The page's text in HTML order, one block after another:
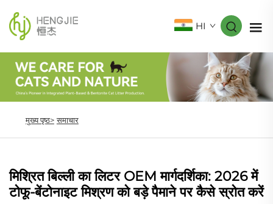
HI
मुख्य पृष्ठ> समाचार
मिश्रित बिल्ली का लिटर OEM मार्गदर्शिका: 2026 में
टोफू-बेंटोनाइट मिश्रण को बड़े पैमाने पर कैसे स्रोत करें